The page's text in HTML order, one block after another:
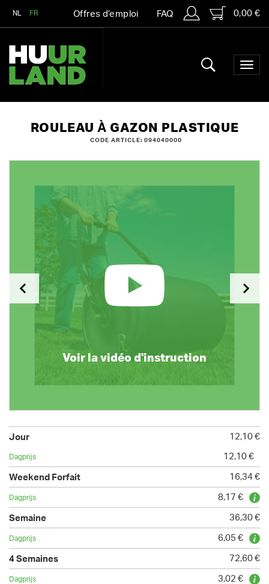
NL FR Offres d’emploi FAQ 0,00 €
ROULEAU À GAZON PLASTIQUE
CODE ARTICLE: 094040000
Voir la vidéo d'instruction
12,10 €
12,10 €
16,34 €
8,17 €
36,30 €
6,05 €
72,60 €
3,02 €